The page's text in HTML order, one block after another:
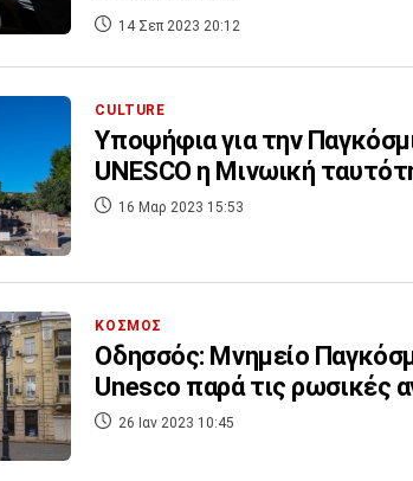
14 Σεπ 2023 20:12
CULTURE
Υποψήφια για την
UNESCO η Μινωική
16 Μαρ 2023 15:53
ΚΟΣΜΟΣ
Οδησσός: Μνημείο
Unesco παρά τις ρωσικές
26 Ιαν 2023 10:45